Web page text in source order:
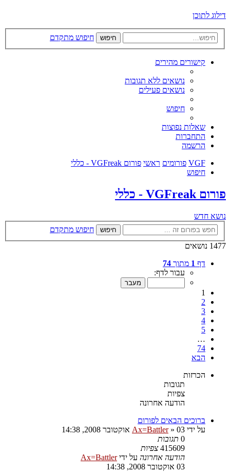
דילוג לתוכן
חיפוש חיפוש מתקדם
קישורים מהירים
נושאים ללא תגובות
נושאים פעילים
חיפוש
שאלות נפוצות
התחברות
הרשמה
VGF פורומים ראשי פורום VGFreak - כללי
חיפוש
פורום VGFreak - כללי
נושא חדש
חיפוש
חיפוש מתקדם
1477 נושאים
דף 1 מתוך 74
עבור לדף:
1
2
3
4
5
…
74
הבא
הכרזות
תגובות
צפיות
הודעה אחרונה
ברוכים הבאים לפורום
על ידי
Ax=Battler» 03 אוקטובר 2008, 14:38
0 תגובות
415609 צפיות
הודעה אחרונה על ידיAx=Battler
03 אוקטובר 2008, 14:38